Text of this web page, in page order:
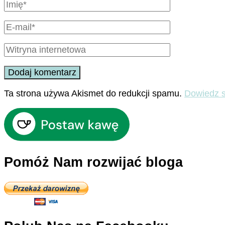
Ta strona używa Akismet do redukcji spamu. Dowiedz
Pomóż Nam rozwijać bloga